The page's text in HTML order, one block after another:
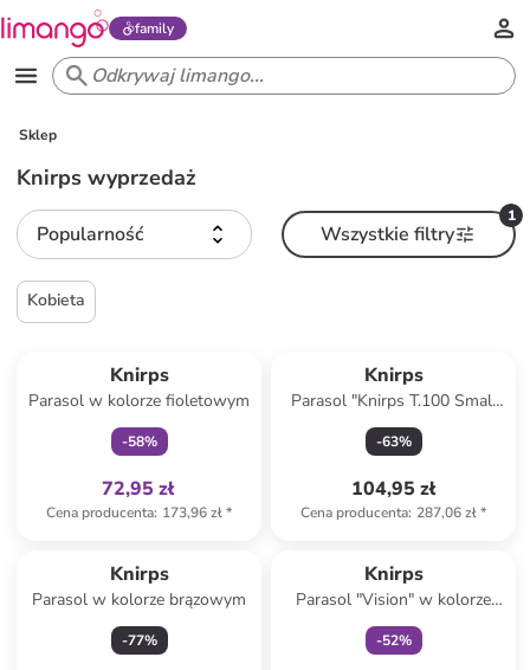
family
Sklep
Knirps wyprzedaż
Popularność
1
Wszystkie filtry
Kobieta
Knirps
Parasol w kolorze fioletowym
-58%
72,95 zł
Cena producenta: 173,96 zł*
Knirps
Parasol "Knirps T.100 Small
Duomatic" w kolorze czarnym
-63%
104,95 zł
Cena producenta: 287,06 zł*
Knirps
Parasol w kolorze brązowym
-77%
Knirps
Parasol "Vision" w kolorze
granatowym ze wzorem
-52%